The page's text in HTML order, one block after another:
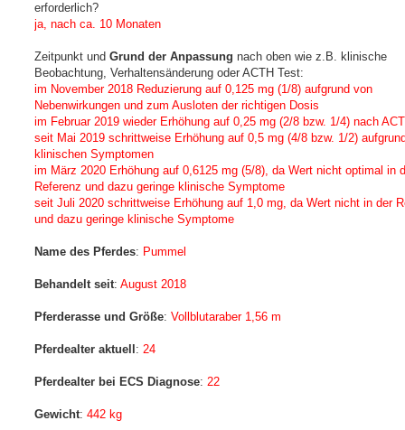
erforderlich?
ja, nach ca. 10 Monaten
Zeitpunkt und Grund der Anpassung nach oben wie z.B. klinische
Beobachtung, Verhaltensänderung oder ACTH Test:
im November 2018 Reduzierung auf 0,125 mg (1/8) aufgrund von
Nebenwirkungen und zum Ausloten der richtigen Dosis
im Februar 2019 wieder Erhöhung auf 0,25 mg (2/8 bzw. 1/4) nach
seit Mai 2019 schrittweise Erhöhung auf 0,5 mg (4/8 bzw. 1/2)
klinischen Symptomen
im März 2020 Erhöhung auf 0,6125 mg (5/8), da Wert nicht optimal in
Referenz und dazu geringe klinische Symptome
seit Juli 2020 schrittweise Erhöhung auf 1,0 mg, da Wert nicht in der
und dazu geringe klinische Symptome
Name des Pferdes: Pummel
Behandelt seit: August 2018
Pferderasse und Größe: Vollblutaraber 1,56 m
Pferdealter aktuell : 24
Pferdealter bei ECS Diagnose: 22
Gewicht: 442 kg